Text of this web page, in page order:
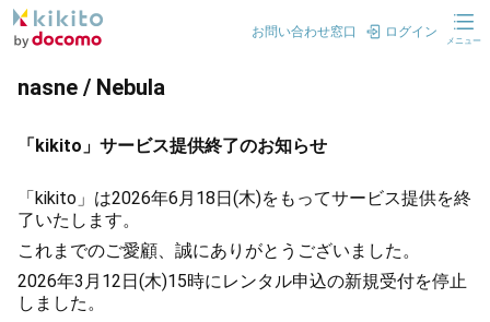
お問い合わせ窓口 ログイン
メニュー
nasne / Nebula
「kikito」サービス提供終了のお知らせ
「kikito」は2026年6月18日(木)をもってサービス提供を終
了いたします。
これまでのご愛顧、誠にありがとうございました。
2026年3月12日(木)15時にレンタル申込の新規受付を停止
しました。